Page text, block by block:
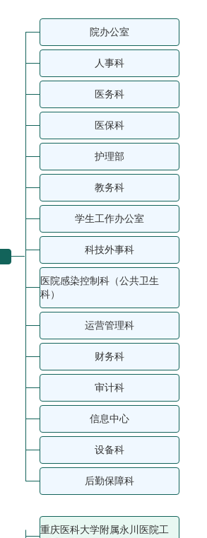
院办公室
人事科
医务科
医保科
护理部
教务科
学生工作办公室
科技外事科
医院感染控制科（公共卫生
科）
运营管理科
财务科
审计科
信息中心
设备科
后勤保障科
重庆医科大学附属永川医院工